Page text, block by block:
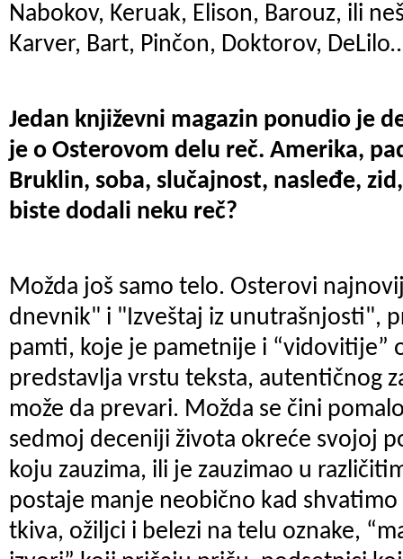
Nabokov, Keruak, Elison, Barouz, ili
Karver, Bart, Pinčon, Doktorov,
Jedan književni magazin ponudio je
je o Osterovom delu reč. Amerika,
Bruklin, soba, slučajnost, nasleđe,
biste dodali neku reč?
Možda još samo telo. Osterovi
dnevnik" i "Izveštaj iz unutrašnjosti",
pamti, koje je pametnije i “vidovitije”
predstavlja vrstu teksta, autentičnog
može da prevari. Možda se čini
sedmoj deceniji života okreće svojoj
koju zauzima, ili je zauzimao u
postaje manje neobično kad shvatimo
tkiva, ožiljci i belezi na telu oznake,